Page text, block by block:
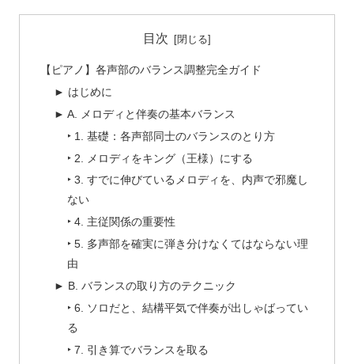
目次
【ピアノ】各声部のバランス調整完全ガイド
► はじめに
► A. メロディと伴奏の基本バランス
‣ 1. 基礎：各声部同士のバランスのとり方
‣ 2. メロディをキング（王様）にする
‣ 3. すでに伸びているメロディを、内声で邪魔し
ない
‣ 4. 主従関係の重要性
‣ 5. 多声部を確実に弾き分けなくてはならない理
由
► B. バランスの取り方のテクニック
‣ 6. ソロだと、結構平気で伴奏が出しゃばってい
る
‣ 7. 引き算でバランスを取る